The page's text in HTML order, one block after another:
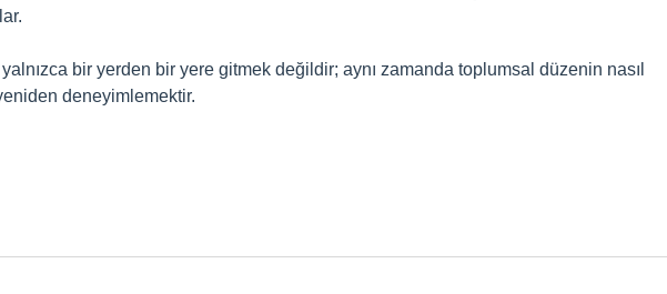
bir yerden bir yere gitmek değildir; aynı zamanda toplumsal düzenin nasıl
deneyimlemektir.